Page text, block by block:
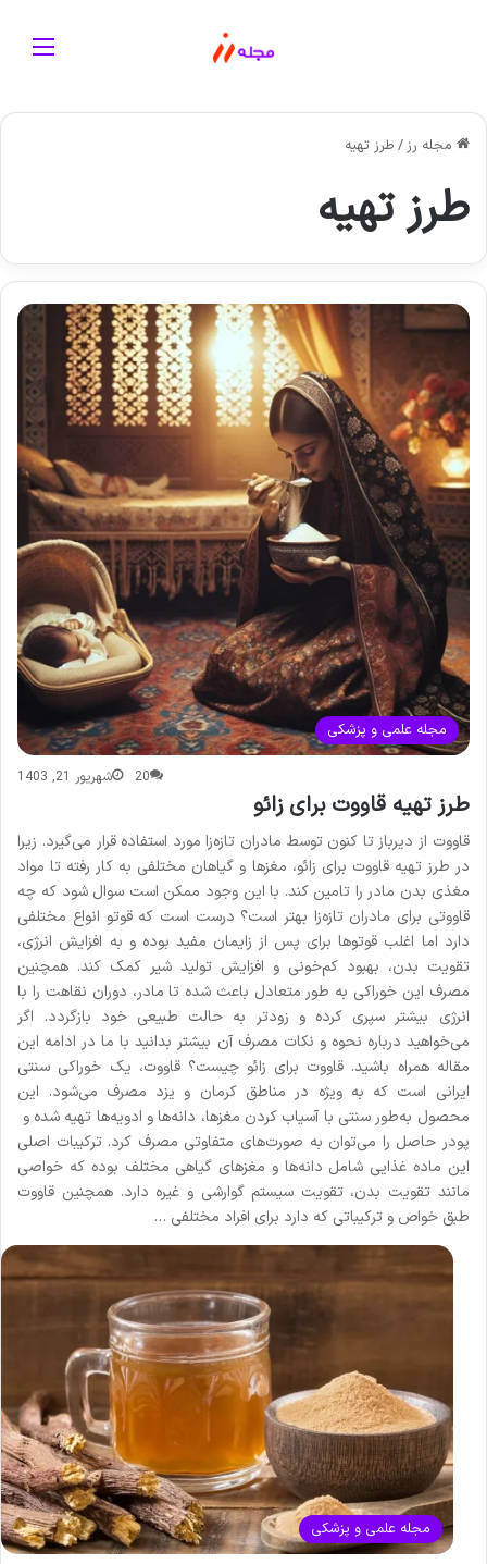
مجله رز/ طرز تهیه
طرز تهیه
مجله علمی و پزشکی
شهریور 21, 1403 20
طرز تهیه قاووت برای زائو
قاووت از دیرباز تا کنون توسط مادران تازه‌زا مورد استفاده قرار می‌گیرد. زیرا
در طرز تهیه قاووت برای زائو، مغزها و گیاهان مختلفی به کار رفته تا مواد
مغذی بدن مادر را تامین کند. با این وجود ممکن است سوال شود که چه
قاووتی برای مادران تازه‌زا بهتر است؟ درست است که قوتو انواع مختلفی
دارد اما اغلب قوتوها برای پس از زایمان مفید بوده و به افزایش انرژی،
تقویت بدن، بهبود کم‌خونی و افزایش تولید شیر کمک کند. همچنین
مصرف این خوراکی به طور متعادل باعث شده تا مادر، دوران نقاهت را با
انرژی بیشتر سپری کرده و زودتر به حالت طبیعی خود بازگردد. اگر
می‌خواهید درباره نحوه و نکات مصرف آن بیشتر بدانید با ما در ادامه این
مقاله همراه باشید. قاووت برای زائو چیست؟ قاووت، یک خوراکی سنتی
ایرانی است که به‌ ویژه در مناطق کرمان و یزد مصرف می‌شود. این
محصول به‌طور سنتی با آسیاب کردن مغزها، دانه‌ها و ادویه‌ها تهیه شده و
پودر حاصل را می‌توان به صورت‌های متفاوتی مصرف کرد. ترکیبات اصلی
این ماده غذایی شامل دانه‌ها و مغزهای گیاهی مختلف بوده که خواصی
مانند تقویت بدن، تقویت سیستم گوارشی و غیره دارد. همچنین قاووت
طبق خواص و ترکیباتی که دارد برای افراد مختلفی …
مجله علمی و پزشکی